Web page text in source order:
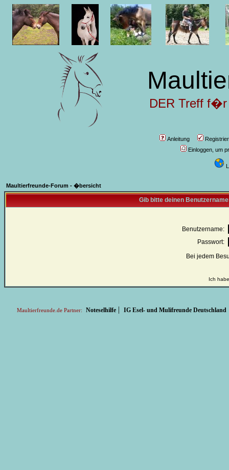
DER Treff f�r
Anleitung
Einloggen, um
Maultierfreunde-Forum - �bersicht
Gib bitte deinen
Benutzername:
Passwort:
Bei jedem
Ich
Maultierfreunde.de Partner: Noteselhilfe | IG Esel- und Mulifreunde Deutschland